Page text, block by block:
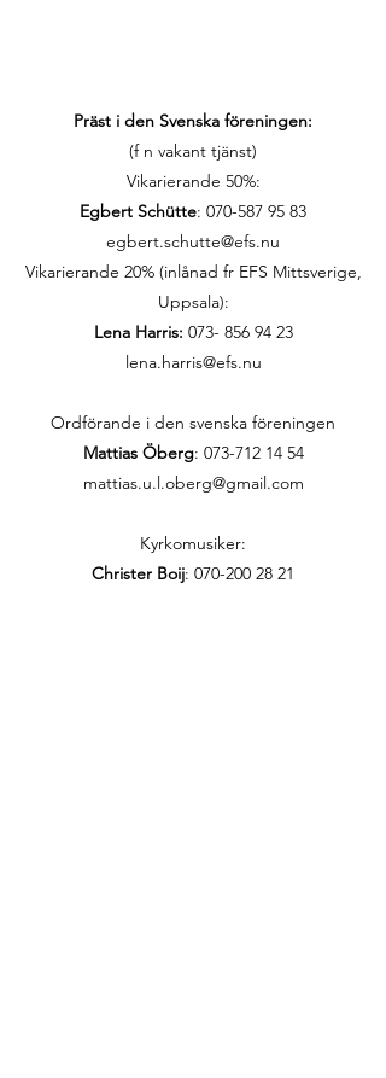
Präst i den Svenska föreningen:
(f n vakant tjänst)
Vikarierande 50%:
Egbert Schütte: 070-587 95 83
egbert.schutte@efs.nu
Vikarierande 20% (inlånad fr EFS Mittsverige,
Uppsala):
Lena Harris: 073- 856 94 23
lena.harris@efs.nu
Ordförande i den svenska föreningen
Mattias Öberg: 073-712 14 54
mattias.u.l.oberg@gmail.com
Kyrkomusiker:
Christer Boij: 070-200 28 21